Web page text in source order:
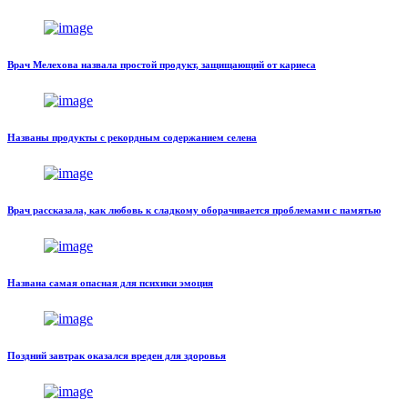
Врач Мелехова назвала простой продукт, защищающий от кариеса
Названы продукты с рекордным содержанием селена
Врач рассказала, как любовь к сладкому оборачивается проблемами с памятью
Названа самая опасная для психики эмоция
Поздний завтрак оказался вреден для здоровья